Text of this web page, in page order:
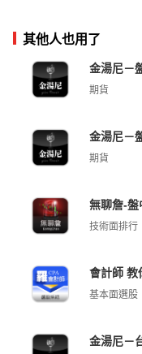
其他人也用了
金湯尼－
期貨
金湯尼－
期貨
無聊詹-盤
技術面排行
會計師 教
基本面選股
金湯尼－